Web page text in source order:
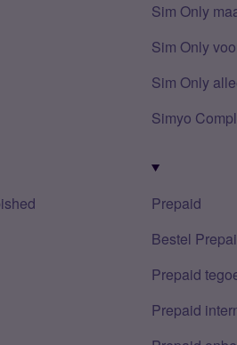
Sim Only
Sim Only
Sim Only
Simyo
Prepaid
Bestel
Prepaid
Prepaid